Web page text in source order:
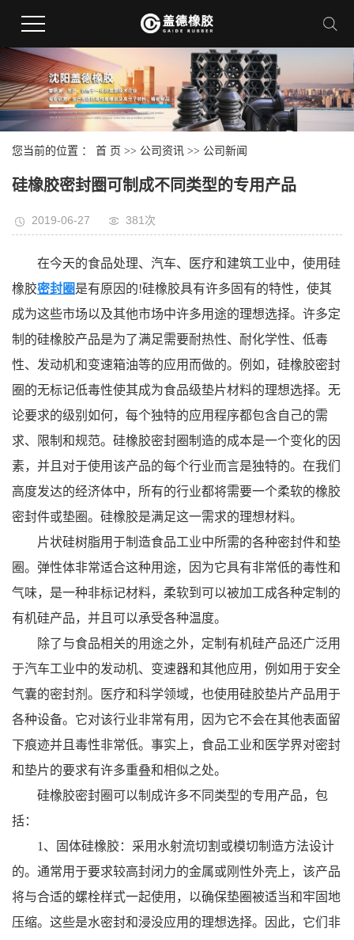
您当前的位置 ： 首 页 >> 公司资讯 >> 公司新闻
硅橡胶密封圈可制成不同类型的专用产品
2019-06-27 381次
在今天的食品处理、汽车、医疗和建筑工业中，使用硅
橡胶密封圈是有原因的!硅橡胶具有许多固有的特性，使其
成为这些市场以及其他市场中许多用途的理想选择。许多定
制的硅橡胶产品是为了满足需要耐热性、耐化学性、低毒
性、发动机和变速箱油等的应用而做的。例如，硅橡胶密封
圈的无标记低毒性使其成为食品级垫片材料的理想选择。无
论要求的级别如何，每个独特的应用程序都包含自己的需
求、限制和规范。硅橡胶密封圈制造的成本是一个变化的因
素，并且对于使用该产品的每个行业而言是独特的。在我们
高度发达的经济体中，所有的行业都将需要一个柔软的橡胶
密封件或垫圈。硅橡胶是满足这一需求的理想材料。
片状硅树脂用于制造食品工业中所需的各种密封件和垫
圈。弹性体非常适合这种用途，因为它具有非常低的毒性和
气味，是一种非标记材料，柔软到可以被加工成各种定制的
有机硅产品，并且可以承受各种温度。
除了与食品相关的用途之外，定制有机硅产品还广泛用
于汽车工业中的发动机、变速器和其他应用，例如用于安全
气囊的密封剂。医疗和科学领域，也使用硅胶垫片产品用于
各种设备。它对该行业非常有用，因为它不会在其他表面留
下痕迹并且毒性非常低。事实上，食品工业和医学界对密封
和垫片的要求有许多重叠和相似之处。
硅橡胶密封圈可以制成许多不同类型的专用产品，包
括：
1、固体硅橡胶：采用水射流切割或模切制造方法设计
的。通常用于要求较高封闭力的金属或刚性外壳上，该产品
将与合适的螺栓样式一起使用，以确保垫圈被适当和牢固地
压缩。这些是水密封和浸没应用的理想选择。因此，它们非